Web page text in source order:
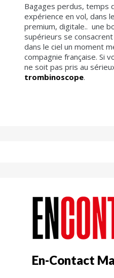
Bagages perdus, temps
expérience en vol, dans
premium, digitale.. une
supérieurs se
dans le ciel un moment
compagnie française. Si
ne soit pas pris au
trombinoscope.
En-Contact